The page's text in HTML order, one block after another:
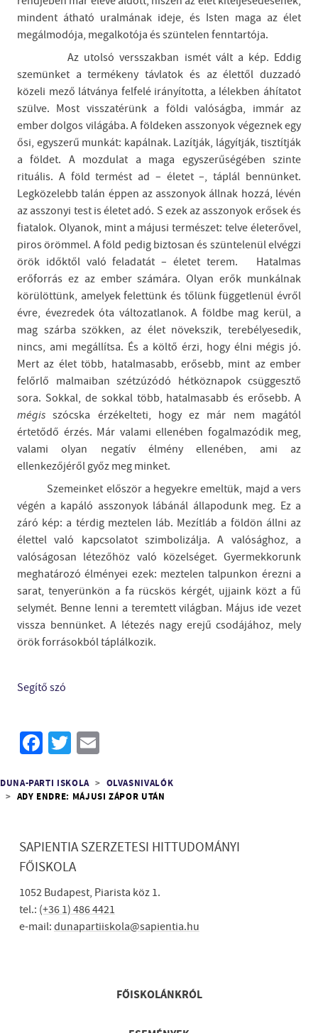
mindent átható uralmának ideje, és Isten maga az élet
megálmodója, megalkotója és szüntelen fenntartója.
Az utolsó versszakban ismét vált a kép. Eddig
szemünket a termékeny távlatok és az élettől duzzadó
közeli mező látványa felfelé irányította, a lélekben áhítatot
szülve. Most visszatérünk a földi valóságba, immár az
ember dolgos világába. A földeken asszonyok végeznek egy
ősi, egyszerű munkát: kapálnak. Lazítják, lágyítják, tisztítják
a földet. A mozdulat a maga egyszerűségében szinte
rituális. A föld termést ad – életet –, táplál bennünket.
Legközelebb talán éppen az asszonyok állnak hozzá, lévén
az asszonyi test is életet adó. S ezek az asszonyok erősek és
fiatalok. Olyanok, mint a májusi természet: telve életerővel,
piros örömmel. A föld pedig biztosan és szüntelenül elvégzi
örök időktől való feladatát – életet terem. Hatalmas
erőforrás ez az ember számára. Olyan erők munkálnak
körülöttünk, amelyek felettünk és tőlünk függetlenül évről
évre, évezredek óta változatlanok. A földbe mag kerül, a
mag szárba szökken, az élet növekszik, terebélyesedik,
nincs, ami megállítsa. És a költő érzi, hogy élni mégis jó.
Mert az élet több, hatalmasabb, erősebb, mint az ember
felőrlő malmaiban szétzúzódó hétköznapok csüggesztő
sora. Sokkal, de sokkal több, hatalmasabb és erősebb. A
mégis szócska érzékelteti, hogy ez már nem magától
értetődő érzés. Már valami ellenében fogalmazódik meg,
valami olyan negatív élmény ellenében, ami az
ellenkezőjéről győz meg minket.
Szemeinket először a hegyekre emeltük, majd a vers
végén a kapáló asszonyok lábánál állapodunk meg. Ez a
záró kép: a térdig meztelen láb. Mezítláb a földön állni az
élettel való kapcsolatot szimbolizálja. A valósághoz, a
valóságosan létezőhöz való közelséget. Gyermekkorunk
meghatározó élményei ezek: meztelen talpunkon érezni a
sarat, tenyerünkön a fa rücskös kérgét, ujjaink közt a fű
selymét. Benne lenni a teremtett világban. Május ide vezet
vissza bennünket. A létezés nagy erejű csodájához, mely
örök forrásokból táplálkozik.
Segítő szó
Facebook
Twitter
Morzsa
DUNA-PARTI ISKOLA
OLVASNIVALÓK
ADY ENDRE: MÁJUSI ZÁPOR UTÁN
SAPIENTIA SZERZETESI HITTUDOMÁNYI
FŐISKOLA
1052 Budapest, Piarista köz 1.
tel.: (+36 1) 486 4421
e-mail: dunapartiiskola@sapientia.hu
Lábléc gyorsFŐISKOLÁNKRÓL